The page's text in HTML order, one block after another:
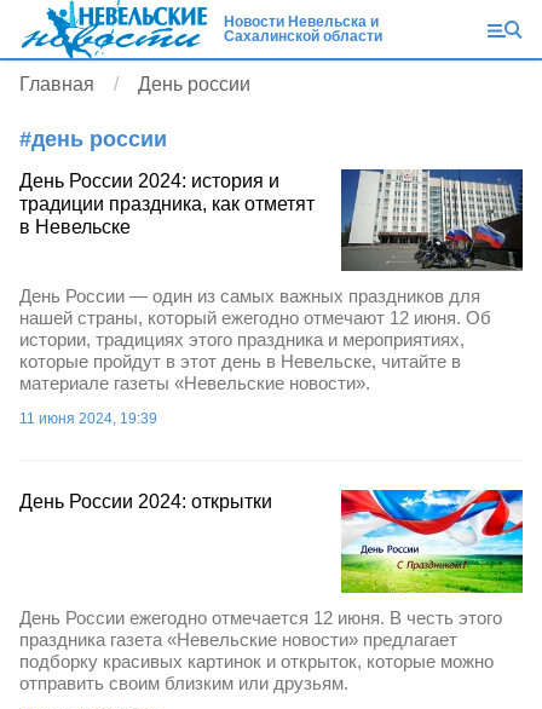
Новости Невельска и
Сахалинской области
Главная День россии
#день россии
День России 2024: история и
традиции праздника, как отметят
в Невельске
День России — один из самых важных праздников для
нашей страны, который ежегодно отмечают 12 июня. Об
истории, традициях этого праздника и мероприятиях,
которые пройдут в этот день в Невельске, читайте в
материале газеты «Невельские новости».
11 июня 2024, 19:39
День России 2024: открытки
День России ежегодно отмечается 12 июня. В честь этого
праздника газета «Невельские новости» предлагает
подборку красивых картинок и открыток, которые можно
отправить своим близким или друзьям.